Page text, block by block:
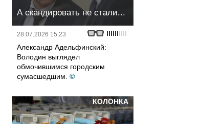
А скандировать не стали...
28.07.2026 15:23
Александр Адельфинский:
Володин выглядел
обмочившимся городским
сумасшедшим. ©
КОЛОНКА